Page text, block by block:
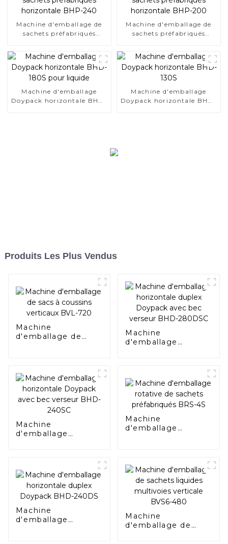
Machine d'emballage de
sachets préfabriqués
Machine d'emballage de
sachets préfabriqués
Machine d'emballage
Doypack horizontale BHD-
Machine d'emballage
Doypack horizontale BHD-
Produits Les Plus Vendus
Machine
d'emballage de
Machine
d'emballage
280DSC
Machine
d'emballage
verseur BHD-240SC
Machine
d'emballage
Machine
d'emballage
Machine
d'emballage de